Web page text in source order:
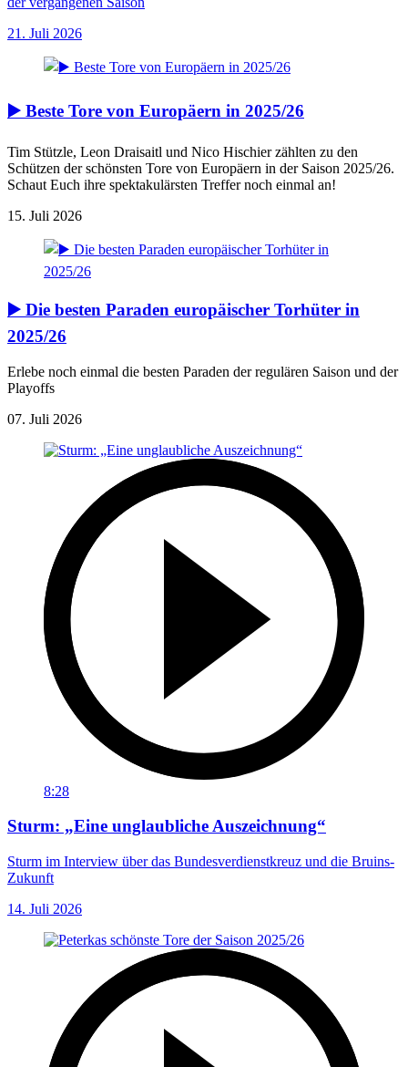
21. Juli 2026
▶️ Beste Tore von Europäern in 2025/26
Tim Stützle, Leon Draisaitl und Nico Hischier zählten zu den
Schützen der schönsten Tore von Europäern in der Saison 2025/26.
Schaut Euch ihre spektakulärsten Treffer noch einmal an!
15. Juli 2026
▶️ Die besten Paraden europäischer Torhüter in
2025/26
Erlebe noch einmal die besten Paraden der regulären Saison und der
Playoffs
07. Juli 2026
8:28
Sturm: „Eine unglaubliche Auszeichnung“
Sturm im Interview über das Bundesverdienstkreuz und die Bruins-
Zukunft
14. Juli 2026